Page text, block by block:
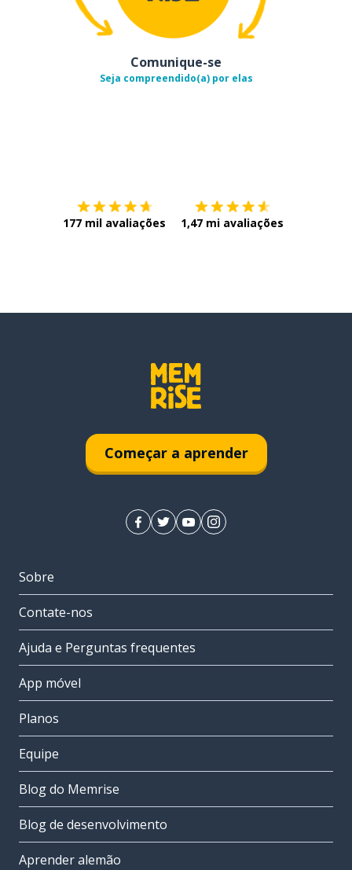
Comunique-se
Seja compreendido(a) por elas
177 mil avaliações 1,47 mi avaliações
Começar a aprender
Sobre
Contate-nos
Ajuda e Perguntas frequentes
App móvel
Planos
Equipe
Blog do Memrise
Blog de desenvolvimento
Aprender alemão